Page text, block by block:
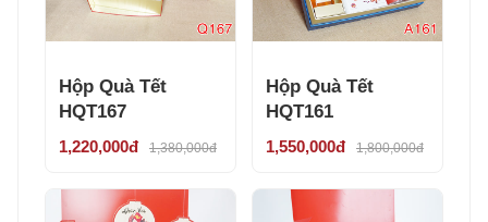
Hộp Quà Tết
HQT167
1,220,000đ 1,380,000đ
Hộp Quà Tết
HQT161
1,550,000đ 1,800,000đ